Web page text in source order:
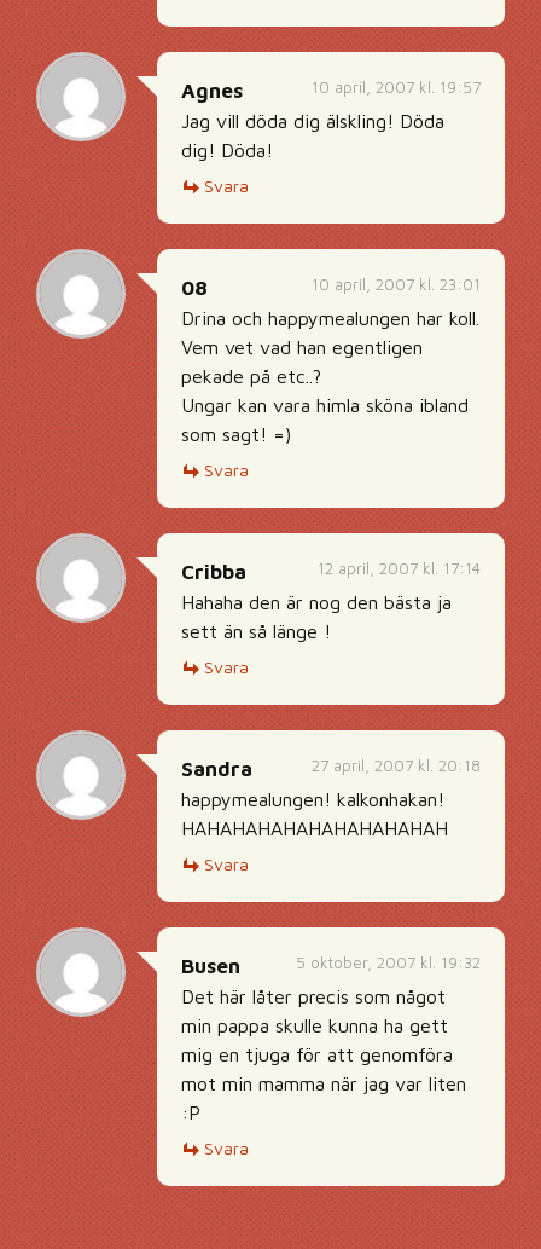
10 april, 2007 kl. 19:57
Agnes
Jag vill döda dig älskling! Döda
dig! Döda!
Svara
10 april, 2007 kl. 23:01
08
Drina och happymealungen har koll.
Vem vet vad han egentligen
pekade på etc..?
Ungar kan vara himla sköna ibland
som sagt! =)
Svara
12 april, 2007 kl. 17:14
Cribba
Hahaha den är nog den bästa ja
sett än så länge !
Svara
27 april, 2007 kl. 20:18
Sandra
happymealungen! kalkonhakan!
HAHAHAHAHAHAHAHAHAHAH
Svara
5 oktober, 2007 kl. 19:32
Busen
Det här låter precis som något
min pappa skulle kunna ha gett
mig en tjuga för att genomföra
mot min mamma när jag var liten
:P
Svara